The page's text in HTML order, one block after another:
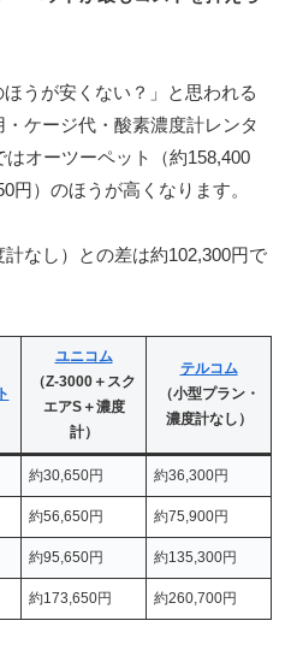
ほうが安くない？」と思われる
ケージ代・酸素濃度計レンタ
オーツーペット（約158,400
円）のほうが高くなります。
なし）との差は約102,300円で
ユニコム
（Z-3000＋スク
エアS＋濃度
計）
テルコム
（小型プラン・
濃度計なし）
約30,650円 約36,300円
約56,650円 約75,900円
約95,650円 約135,300円
約173,650円 約260,700円